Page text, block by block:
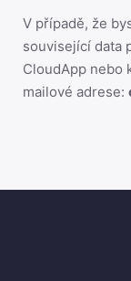
V případě, že
související data
CloudApp nebo
mailové adrese: